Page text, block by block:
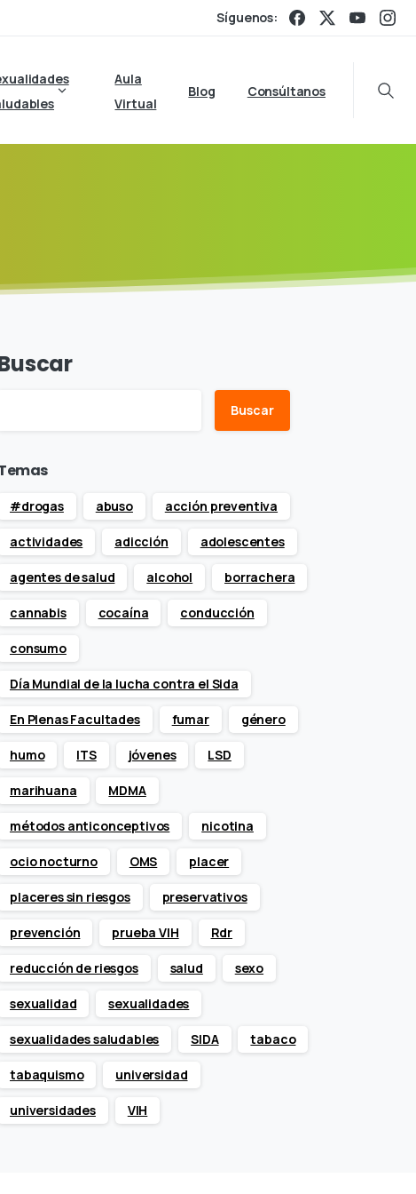
Síguenos:
Aula
Virtual
Blog Consúltanos
Buscar
#drogas abuso acción preventiva
actividades adicción adolescentes
agentes de salud alcohol borrachera
cannabis cocaína conducción
consumo
Día Mundial de la lucha contra el Sida
En Plenas Facultades fumar género
humo ITS jóvenes LSD
marihuana MDMA
métodos anticonceptivos nicotina
ocio nocturno OMS placer
placeres sin riesgos preservativos
prevención prueba VIH Rdr
reducción de riesgos salud sexo
sexualidad sexualidades
sexualidades saludables SIDA tabaco
tabaquismo universidad
universidades VIH